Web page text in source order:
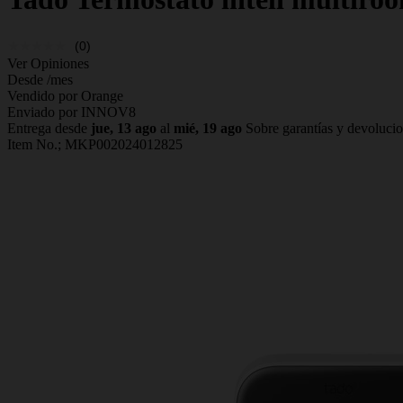
(0)
Ver Opiniones
Desde /mes
Vendido por Orange
Enviado por INNOV8
Entrega desde jue, 13 ago al mié, 19 ago Sobre garantías y
Item No.; MKP002024012825